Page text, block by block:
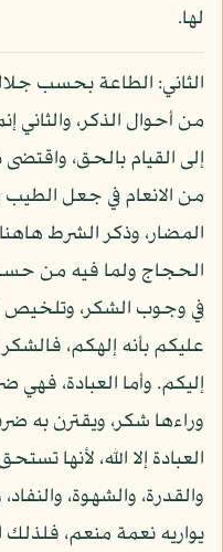
لها.
الثاني: الطاعة بحسب
من أحوال الذكر، والثاني
إلى القيام بالحق،
من الانعام في جعل الطيب
المضار، وذكر الشرط
الحجاج ولما فيه من
في وجوب الشكر، وتلخيص
عليكم بأنه إلهكم،
إليكم. وأما العبادة،
وراءها شكر، ويقترن
العبادة إلا الله، لأنها
والقدرة، والشهوة،
يواريه نعمة منعم،